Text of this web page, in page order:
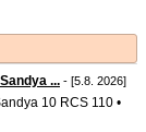
... - [5.8. 2026]
10 RCS 110 •